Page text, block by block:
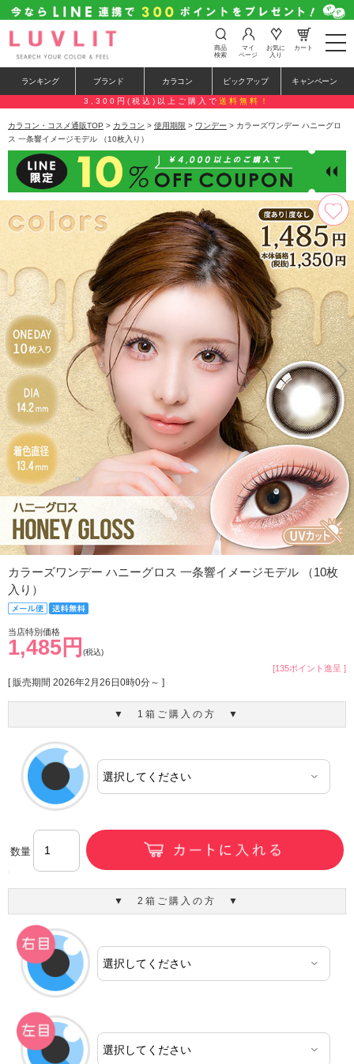
t
o
e
n
a
a
i
o
n
商品
検索
マイ
ページ
お気に
入り
カート
ランキング ブランド カラコン ピックアップ キャンペーン
3,300円(税込)以上ご購入で 送料無料！
カラコン・コスメ通販TOP > カラコン > 使用期限 > ワンデー > カラーズワンデー ハニーグロ
ス 一条響イメージモデル （10枚入り）
カラーズワンデー ハニーグロス 一条響イメージモデル （10枚
入り）
当店特別価格
1,485円 (税込)
[135ポイント進呈 ]
[ 販売期間 2026年2月26日0時0分～ ]
▼ 1箱ご購入の方 ▼
数量
▼ 2箱ご購入の方 ▼